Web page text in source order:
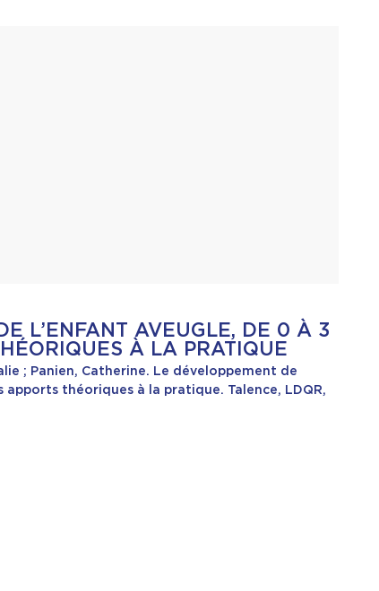
L’ENFANT AVEUGLE, DE 0 À 3
À LA PRATIQUE
; Panien, Catherine. Le développement de
apports théoriques à la pratique. Talence, LDQR,